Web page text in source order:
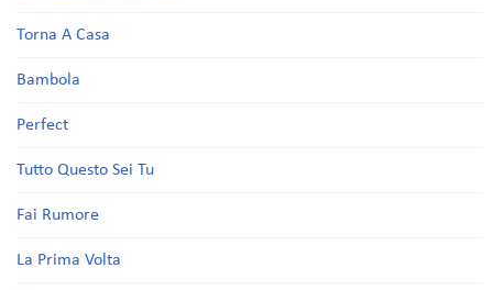
Torna A Casa
Bambola
Perfect
Tutto Questo Sei Tu
Fai Rumore
La Prima Volta